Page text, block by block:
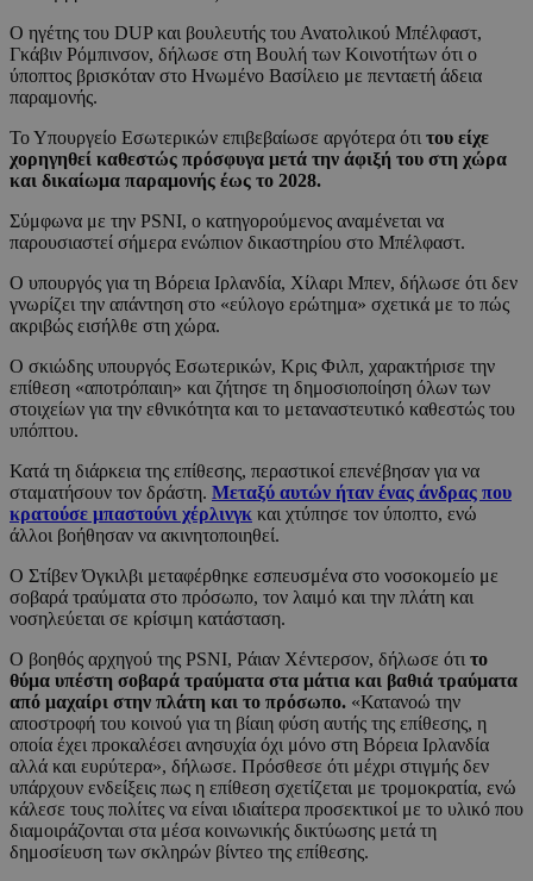
Ο ηγέτης του DUP και βουλευτής του Ανατολικού Μπέλφαστ,
Γκάβιν Ρόμπινσον, δήλωσε στη Βουλή των Κοινοτήτων ότι ο
ύποπτος βρισκόταν στο Ηνωμένο Βασίλειο με πενταετή άδεια
παραμονής.
Το Υπουργείο Εσωτερικών επιβεβαίωσε αργότερα ότι του είχε
χορηγηθεί καθεστώς πρόσφυγα μετά την άφιξή του στη χώρα
και δικαίωμα παραμονής έως το 2028.
Σύμφωνα με την PSNI, ο κατηγορούμενος αναμένεται να
παρουσιαστεί σήμερα ενώπιον δικαστηρίου στο Μπέλφαστ.
Ο υπουργός για τη Βόρεια Ιρλανδία, Χίλαρι Μπεν, δήλωσε ότι δεν
γνωρίζει την απάντηση στο «εύλογο ερώτημα» σχετικά με το πώς
ακριβώς εισήλθε στη χώρα.
Ο σκιώδης υπουργός Εσωτερικών, Κρις Φιλπ, χαρακτήρισε την
επίθεση «αποτρόπαιη» και ζήτησε τη δημοσιοποίηση όλων των
στοιχείων για την εθνικότητα και το μεταναστευτικό καθεστώς του
υπόπτου.
Κατά τη διάρκεια της επίθεσης, περαστικοί επενέβησαν για να
σταματήσουν τον δράστη. Μεταξύ αυτών ήταν ένας άνδρας που
κρατούσε μπαστούνι χέρλινγκ και χτύπησε τον ύποπτο, ενώ
άλλοι βοήθησαν να ακινητοποιηθεί.
Ο Στίβεν Όγκιλβι μεταφέρθηκε εσπευσμένα στο νοσοκομείο με
σοβαρά τραύματα στο πρόσωπο, τον λαιμό και την πλάτη και
νοσηλεύεται σε κρίσιμη κατάσταση.
Ο βοηθός αρχηγού της PSNI, Ράιαν Χέντερσον, δήλωσε ότι το
θύμα υπέστη σοβαρά τραύματα στα μάτια και βαθιά τραύματα
από μαχαίρι στην πλάτη και το πρόσωπο. «Κατανοώ την
αποστροφή του κοινού για τη βίαιη φύση αυτής της επίθεσης, η
οποία έχει προκαλέσει ανησυχία όχι μόνο στη Βόρεια Ιρλανδία
αλλά και ευρύτερα», δήλωσε. Πρόσθεσε ότι μέχρι στιγμής δεν
υπάρχουν ενδείξεις πως η επίθεση σχετίζεται με τρομοκρατία, ενώ
κάλεσε τους πολίτες να είναι ιδιαίτερα προσεκτικοί με το υλικό που
διαμοιράζονται στα μέσα κοινωνικής δικτύωσης μετά τη
δημοσίευση των σκληρών βίντεο της επίθεσης.